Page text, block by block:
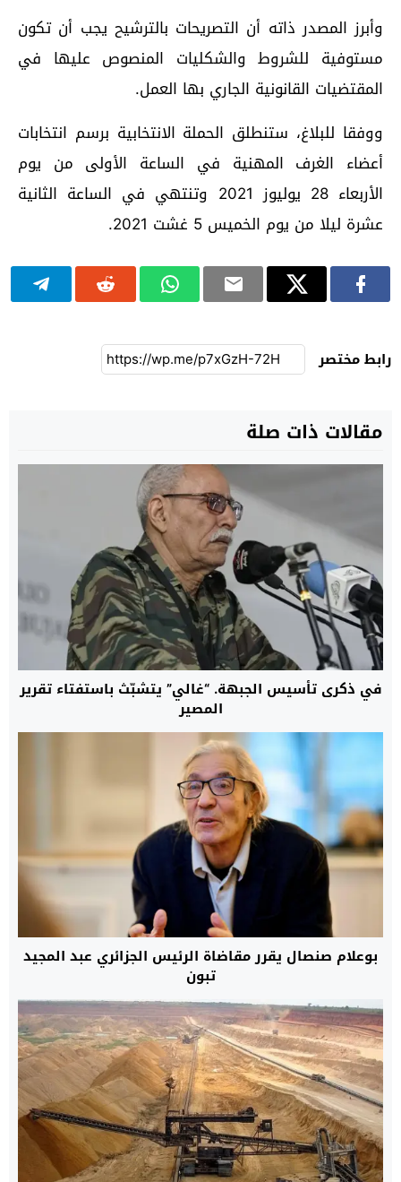
وأبرز المصدر ذاته أن التصريحات بالترشيح يجب أن تكون
مستوفية للشروط والشكليات المنصوص عليها في
المقتضيات القانونية الجاري بها العمل.
ووفقا للبلاغ، ستنطلق الحملة الانتخابية برسم انتخابات
أعضاء الغرف المهنية في الساعة الأولى من يوم
الأربعاء 28 يوليوز 2021 وتنتهي في الساعة الثانية
عشرة ليلا من يوم الخميس 5 غشت 2021.
رابط مختصر
مقالات ذات صلة
في ذكرى تأسيس الجبهة. “غالي” يتشبّث باستفتاء تقرير
المصير
بوعلام صنصال يقرر مقاضاة الرئيس الجزائري عبد المجيد
تبون